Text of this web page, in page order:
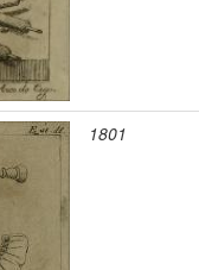
1801